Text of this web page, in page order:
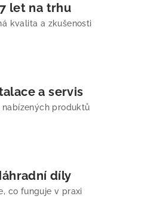
let na trhu
kvalita a zkušenosti
a servis
nabízených produktů
díly
co funguje v praxi